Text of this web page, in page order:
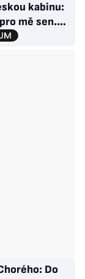
kabinu:
mě sen.
Do